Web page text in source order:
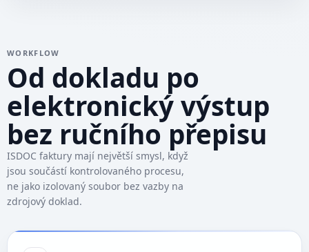
WORKFLOW
Od dokladu po
elektronický výstup
bez ručního přepisu
ISDOC faktury mají největší smysl, když
jsou součástí kontrolovaného procesu,
ne jako izolovaný soubor bez vazby na
zdrojový doklad.